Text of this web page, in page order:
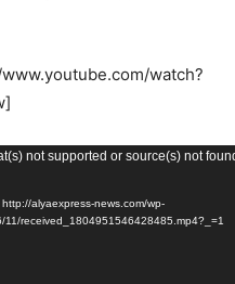
watch?
not supported or source(s) not
alyaexpress-news.com/wp-
11/received_1804951546428485.mp4?_=1